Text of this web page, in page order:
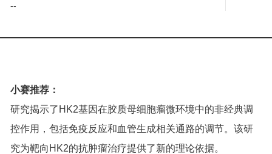
--
小赛推荐：
研究揭示了HK2基因在胶质母细胞瘤微环境中的非经典调
控作用，包括免疫反应和血管生成相关通路的调节。该研
究为靶向HK2的抗肿瘤治疗提供了新的理论依据。